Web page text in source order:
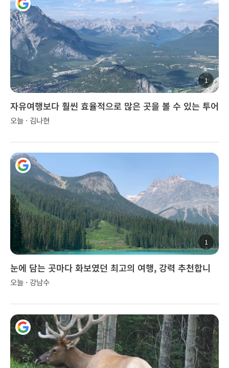
1
자유여행보다 훨씬 효율적으로 많은 곳을 볼 수 있는 투어
오늘 · 김나현
1
눈에 담는 곳마다 화보였던 최고의 여행, 강력 추천합니
다!
오늘 · 강남수